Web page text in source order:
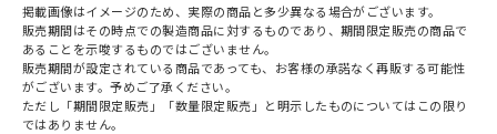
掲載画像はイメージのため、実際の商品と多少異なる場合がございます。
販売期間はその時点での製造商品に対するものであり、期間限定販売の商品で
あることを示唆するものではございません。
販売期間が設定されている商品であっても、お客様の承諾なく再販する可能性
がございます。予めご了承ください。
ただし「期間限定販売」「数量限定販売」と明示したものについてはこの限り
ではありません。